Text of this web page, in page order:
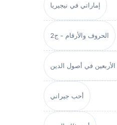
إماراتي في نيجيريا
الحروف والأرقام - ج2
في أصول الدين
أحب جيراني